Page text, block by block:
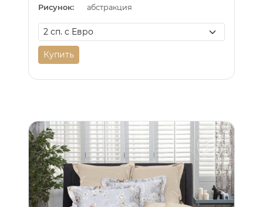
Рисунок:
абстракция
Купить